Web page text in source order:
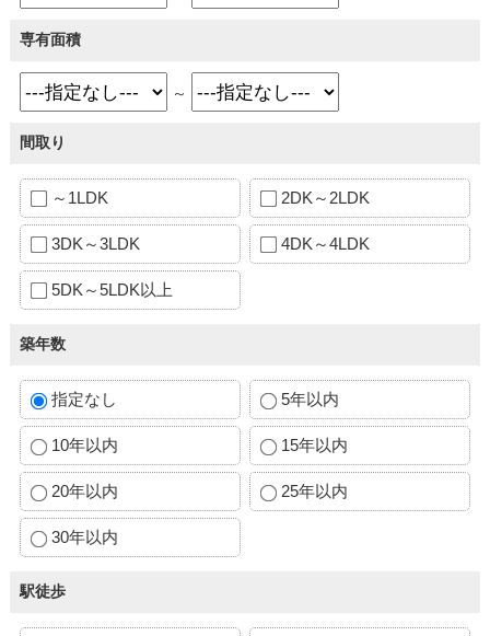
専有面積
～
間取り
～1LDK 2DK～2LDK
3DK～3LDK 4DK～4LDK
5DK～5LDK以上
築年数
指定なし 5年以内
10年以内 15年以内
20年以内 25年以内
30年以内
駅徒歩